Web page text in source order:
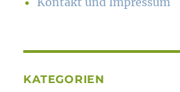
KATEGORIEN